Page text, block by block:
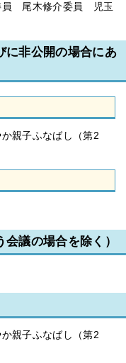
員 尾木修介委員 児玉
非公開の場合にあ
親子ふなばし（第2
議の場合を除く）
親子ふなばし（第2